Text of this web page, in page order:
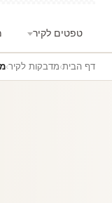
טפטים לקיר
דף הבית›מדבקות לקיר›